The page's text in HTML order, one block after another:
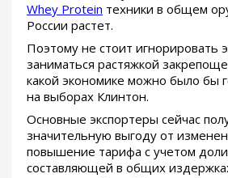
Whey Protein техники в общем
России растет.
Поэтому не стоит игнорировать
заниматься растяжкой
какой экономике можно было бы
на выборах Клинтон.
Основные экспортеры сейчас
значительную выгоду от
повышение тарифа с учетом
составляющей в общих